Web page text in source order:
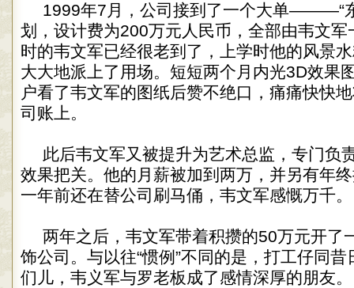
1999年7月，公司接到了一个大单———“
划，设计费为200万元人民币，全部由韦文军
时的韦文军已经很老到了，上学时他的风景
大大地派上了用场。短短两个月内光3D效果
户看了韦文军的图纸后赞不绝口，痛痛快快
司账上。
此后韦文军又被提升为艺术总监，专门负
效果把关。他的月薪被加到两万，并另有年
一年前还在替公司刷马俑，韦文军感慨万千。
两年之后，韦文军带着积攒的50万元开了
饰公司。与以往“惯例”不同的是，打工仔同
们儿，韦义军与罗老板成了感情深厚的朋友。